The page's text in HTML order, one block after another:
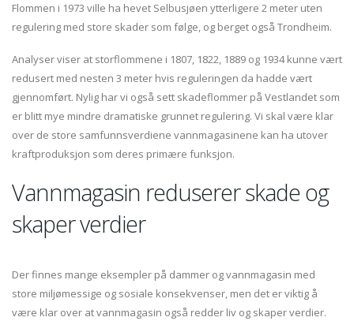
Flommen i 1973 ville ha hevet Selbusjøen ytterligere 2 meter uten
regulering med store skader som følge, og berget også Trondheim.
Analyser viser at storflommene i 1807, 1822, 1889 og 1934 kunne vært
redusert med nesten 3 meter hvis reguleringen da hadde vært
gjennomført. Nylig har vi også sett skadeflommer på Vestlandet som
er blitt mye mindre dramatiske grunnet regulering. Vi skal være klar
over de store samfunnsverdiene vannmagasinene kan ha utover
kraftproduksjon som deres primære funksjon.
Vannmagasin reduserer skade og
skaper verdier
Der finnes mange eksempler på dammer og vannmagasin med
store miljømessige og sosiale konsekvenser, men det er viktig å
være klar over at vannmagasin også redder liv og skaper verdier.